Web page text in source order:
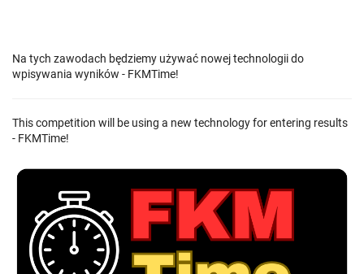
Na tych zawodach będziemy używać nowej technologii do
wpisywania wyników - FKMTime!
This competition will be using a new technology for entering results
- FKMTime!